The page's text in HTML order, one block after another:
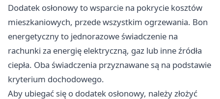
15:30, pt:
7:30–15:30;
interesantó
w pn, czw,
9:30 i
Dodatek osłonowy to wsparcie na pokrycie kosztów
mieszkaniowych, przede wszystkim ogrzewania. Bon
energetyczny to jednorazowe świadczenie na
rachunki za energię elektryczną, gaz lub inne źródła
ciepła. Oba świadczenia przyznawane są na podstawie
kryterium dochodowego.
Aby ubiegać się o dodatek osłonowy, należy złożyć